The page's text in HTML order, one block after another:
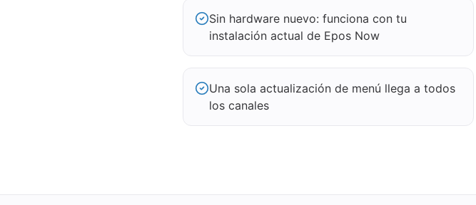
Sin hardware nuevo: funciona con tu
instalación actual de Epos Now
Una sola actualización de menú llega a todos
los canales